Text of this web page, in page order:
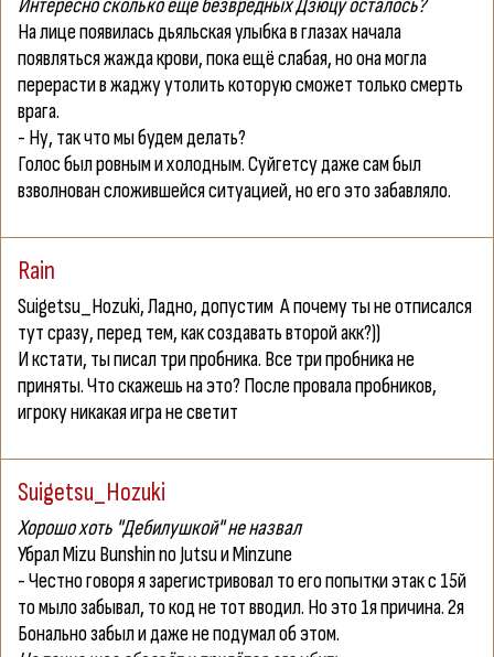
Интересно сколько ещё безвредных Дзюцу осталось?
На лице появилась дьяльская улыбка в глазах начала
появляться жажда крови, пока ещё слабая, но она могла
перерасти в жаджу утолить которую сможет только смерть
врага.
- Ну, так что мы будем делать?
Голос был ровным и холодным. Суйгетсу даже сам был
взволнован сложившейся ситуацией, но его это забавляло.
Rain
Suigetsu_Hozuki, Ладно, допустим А почему ты не отписался
тут сразу, перед тем, как создавать второй акк?))
И кстати, ты писал три пробника. Все три пробника не
приняты. Что скажешь на это? После провала пробников,
игроку никакая игра не светит
Suigetsu_Hozuki
Хорошо хоть "Дебилушкой" не назвал
Убрал Mizu Bunshin no Jutsu и Minzune
- Честно говоря я зарегистривовал то его попытки этак с 15й
то мыло забывал, то код не тот вводил. Но это 1я причина. 2я
Бонально забыл и даже не подумал об этом.